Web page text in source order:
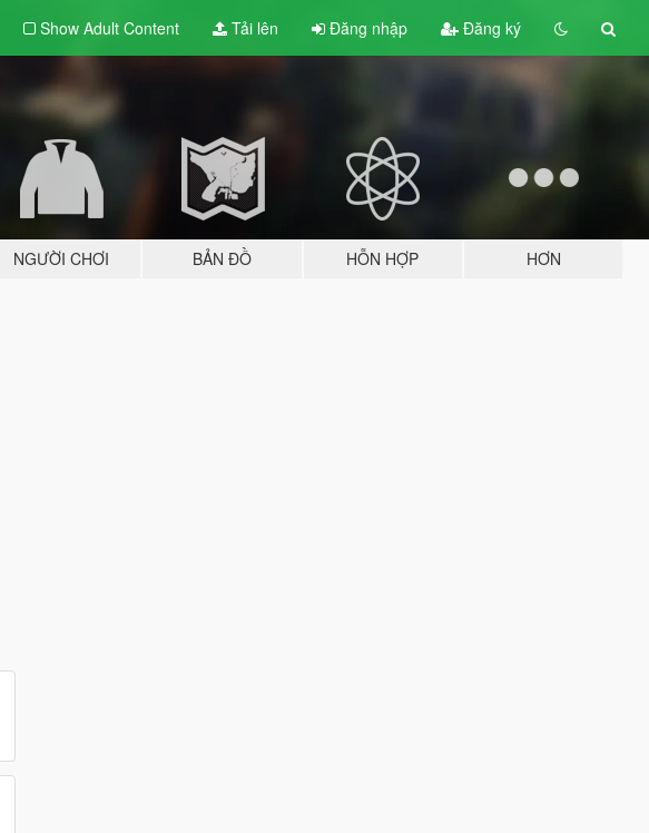
Show Adult Content Tải lên Đăng nhập Đăng ký
NGƯỜI CHƠI BẢN ĐỒ HỖN HỢP HƠN